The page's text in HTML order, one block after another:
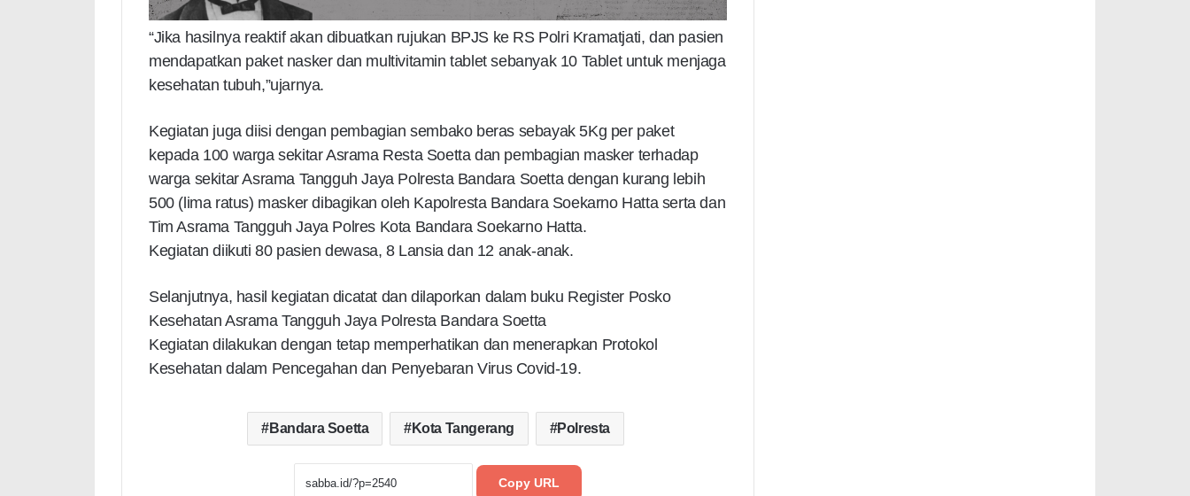
“Jika hasilnya reaktif akan dibuatkan rujukan BPJS ke RS Polri Kramatjati, dan pasien
mendapatkan paket nasker dan multivitamin tablet sebanyak 10 Tablet untuk menjaga
kesehatan tubuh,”ujarnya.
Kegiatan juga diisi dengan pembagian sembako beras sebayak 5Kg per paket
kepada 100 warga sekitar Asrama Resta Soetta dan pembagian masker terhadap
warga sekitar Asrama Tangguh Jaya Polresta Bandara Soetta dengan kurang lebih
500 (lima ratus) masker dibagikan oleh Kapolresta Bandara Soekarno Hatta serta dan
Tim Asrama Tangguh Jaya Polres Kota Bandara Soekarno Hatta.
Kegiatan diikuti 80 pasien dewasa, 8 Lansia dan 12 anak-anak.
Selanjutnya, hasil kegiatan dicatat dan dilaporkan dalam buku Register Posko
Kesehatan Asrama Tangguh Jaya Polresta Bandara Soetta
Kegiatan dilakukan dengan tetap memperhatikan dan menerapkan Protokol
Kesehatan dalam Pencegahan dan Penyebaran Virus Covid-19.
Bandara Soetta Kota Tangerang Polresta
Copy URL